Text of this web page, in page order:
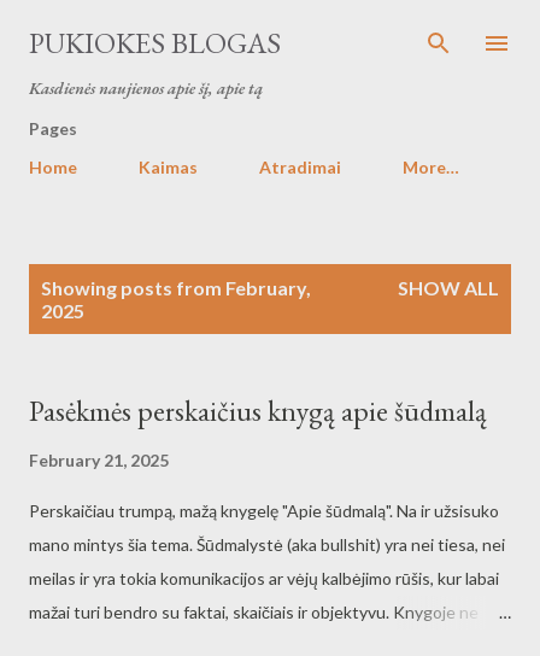
Skip to main content
PUKIOKES BLOGAS
Kasdienės naujienos apie šį, apie tą
Pages
Home
Kaimas Atradimai More…
Showing posts from February,
2025
SHOW ALL
Pasėkmės perskaičius knygą apie šūdmalą
February 21, 2025
Perskaičiau trumpą, mažą knygelę "Apie šūdmalą". Na ir užsisuko
mano mintys šia tema. Šūdmalystė (aka bullshit) yra nei tiesa, nei
meilas ir yra tokia komunikacijos ar vėjų kalbėjimo rūšis, kur labai
mažai turi bendro su faktai, skaičiais ir objektyvu. Knygoje ne